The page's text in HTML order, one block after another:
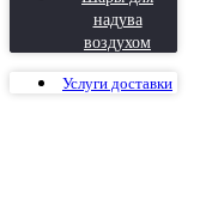
надува
воздухом
Услуги доставки